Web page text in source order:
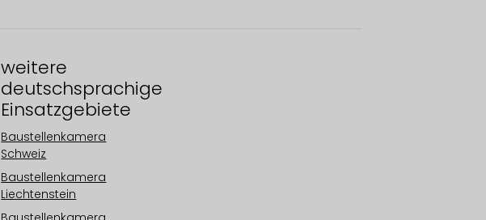
weitere
deutschsprachige
Einsatzgebiete
Baustellenkamera
Schweiz
Baustellenkamera
Liechtenstein